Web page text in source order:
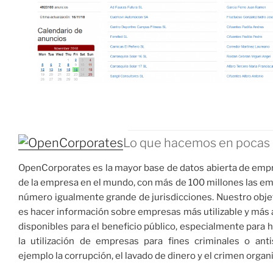
Lo que hacemos en
OpenCorporates es la mayor base de datos abierta de
de la empresa en el mundo, con más de 100 millones las
número igualmente grande de jurisdicciones. Nuestro
es hacer información sobre empresas más utilizable y
disponibles para el beneficio público, especialmente para
la utilización de empresas para fines criminales o
ejemplo la corrupción, el lavado de dinero y el crimen